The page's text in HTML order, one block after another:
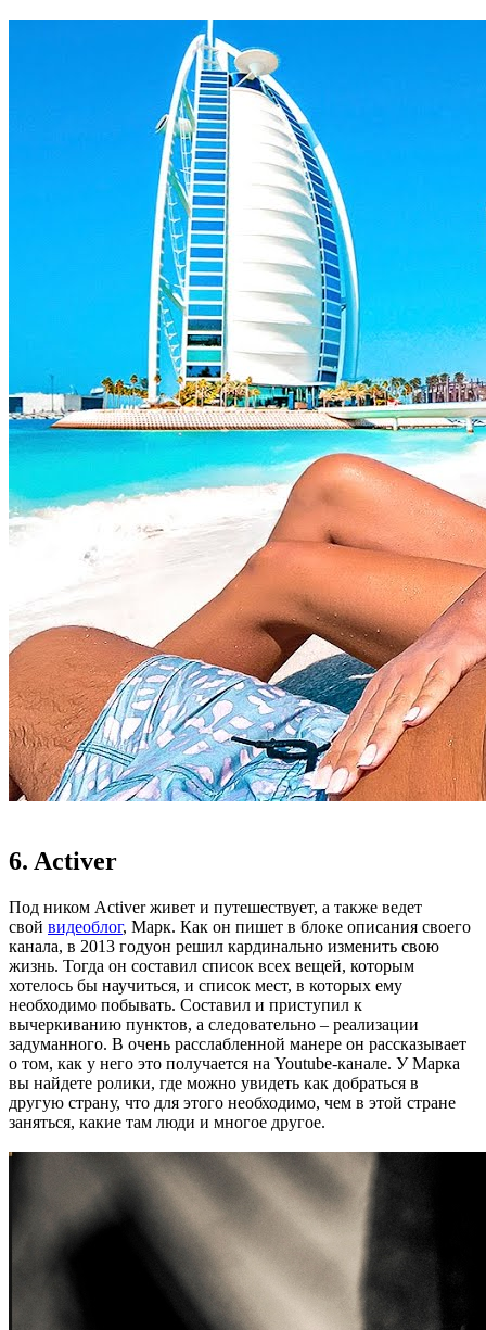
6. Activer
Под ником Activer живет и путешествует, а также ведет
свой видеоблог, Марк. Как он пишет в блоке описания своего
канала, в 2013 годуон решил кардинально изменить свою
жизнь. Тогда он составил список всех вещей, которым
хотелось бы научиться, и список мест, в которых ему
необходимо побывать. Составил и приступил к
вычеркиванию пунктов, а следовательно – реализации
задуманного. В очень расслабленной манере он рассказывает
о том, как у него это получается на Youtube-канале. У Марка
вы найдете ролики, где можно увидеть как добраться в
другую страну, что для этого необходимо, чем в этой стране
заняться, какие там люди и многое другое.